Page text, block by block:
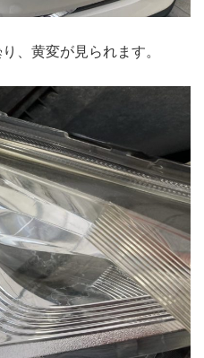
、黄変が見られます。